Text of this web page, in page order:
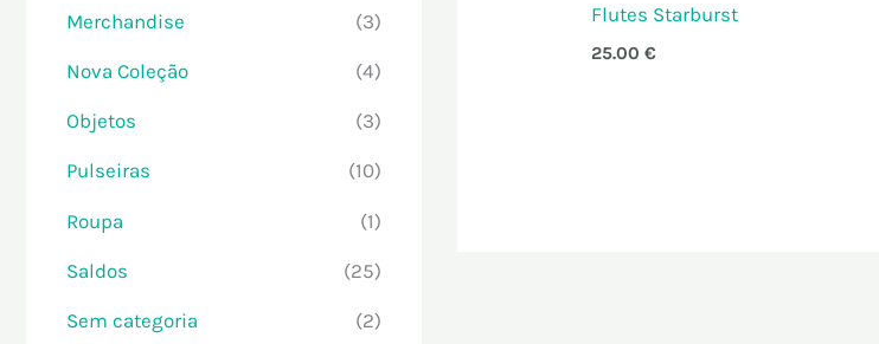
Merchandise (3)
Nova Coleção (4)
Objetos (3)
Pulseiras (10)
Roupa (1)
Saldos (25)
Sem categoria (2)
Flutes Starburst
25.00€